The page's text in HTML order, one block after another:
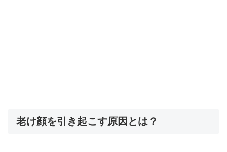
老け顔を引き起こす原因とは？